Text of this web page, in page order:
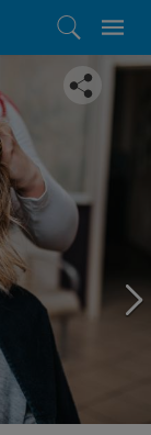
daži soļi